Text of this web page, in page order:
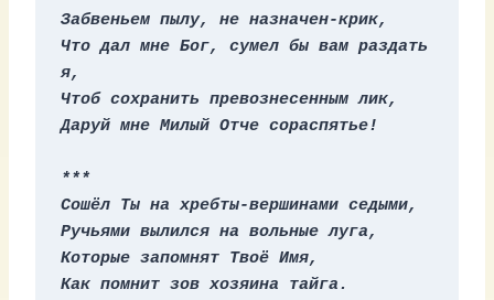
Забвеньем пылу, не назначен-крик,
Что дал мне Бог, сумел бы вам раздать
я,
Чтоб сохранить превознесенным лик,
Даруй мне Милый Отче сораспятье!
***
Сошёл Ты на хребты-вершинами седыми,
Ручьями вылился на вольные луга,
Которые запомнят Твоё Имя,
Как помнит зов хозяина тайга.